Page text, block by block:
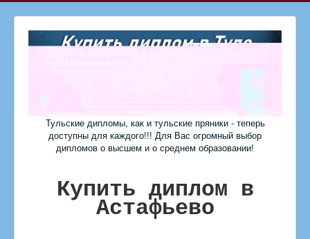
Тульские дипломы, как и тульские пряники - теперь
доступны для каждого!!! Для Вас огромный выбор
дипломов о высшем и о среднем образовании!
Купить диплом в
Астафьево